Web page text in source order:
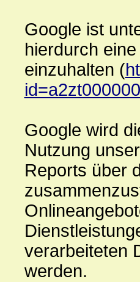
Google ist
hierdurch
einzuhalten (
Google wird
Nutzung
Reports über
verarbeiteten
werden.